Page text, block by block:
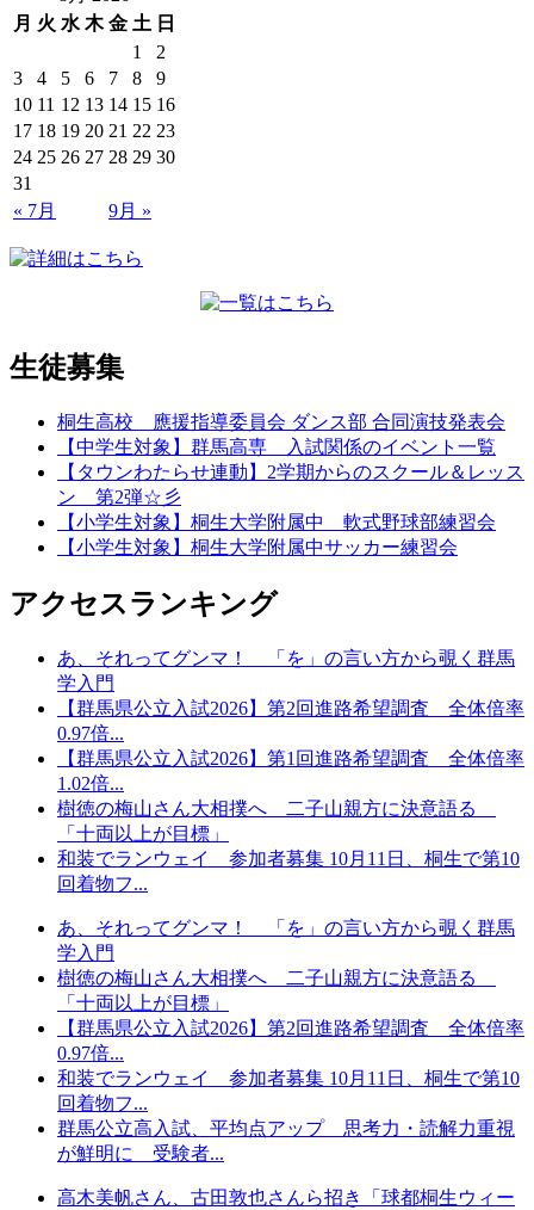
月 火 水 木 金 土 日
1
2
3
4 5 6 7 8
9
10 11 12 13 14 15 16
17 18 19 20 21 22 23
24 25 26 27 28 29 30
31
« 7月
9月 »
生徒募集
桐生高校 應援指導委員会 ダンス部 合同演技発表会
【中学生対象】群馬高専 入試関係のイベント一覧
【タウンわたらせ連動】2学期からのスクール＆レッス
ン 第2弾☆彡
【小学生対象】桐生大学附属中 軟式野球部練習会
【小学生対象】桐生大学附属中サッカー練習会
アクセスランキング
あ、それってグンマ！ 「を」の言い方から覗く群馬
学入門
【群馬県公立入試2026】第2回進路希望調査 全体倍率
0.97倍...
【群馬県公立入試2026】第1回進路希望調査 全体倍率
1.02倍...
樹徳の梅山さん大相撲へ 二子山親方に決意語る
「十両以上が目標」
和装でランウェイ 参加者募集 10月11日、桐生で第10
回着物フ...
あ、それってグンマ！ 「を」の言い方から覗く群馬
学入門
樹徳の梅山さん大相撲へ 二子山親方に決意語る
「十両以上が目標」
【群馬県公立入試2026】第2回進路希望調査 全体倍率
0.97倍...
和装でランウェイ 参加者募集 10月11日、桐生で第10
回着物フ...
群馬公立高入試、平均点アップ 思考力・読解力重視
が鮮明に 受験者...
高木美帆さん、古田敦也さんら招き「球都桐生ウィー